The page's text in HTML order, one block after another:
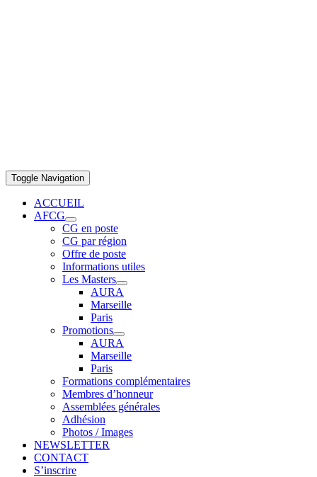
Toggle Navigation
ACCUEIL
AFCG
CG en poste
CG par région
Offre de poste
Informations utiles
Les Masters
AURA
Marseille
Paris
Promotions
AURA
Marseille
Paris
Formations complémentaires
Membres d’honneur
Assemblées générales
Adhésion
Photos / Images
NEWSLETTER
CONTACT
S’inscrire